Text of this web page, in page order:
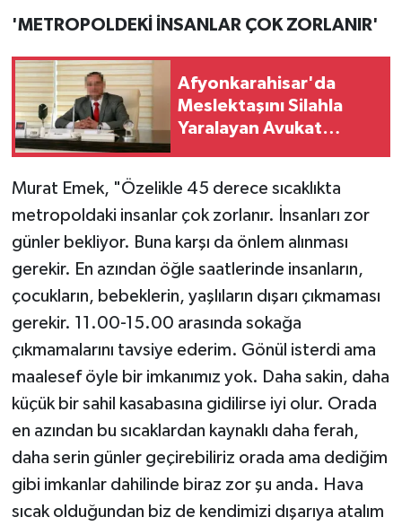
'METROPOLDEKİ İNSANLAR ÇOK ZORLANIR'
Afyonkarahisar'da
Meslektaşını Silahla
Yaralayan Avukat
Murat Emek, "Özelikle 45 derece sıcaklıkta
metropoldaki insanlar çok zorlanır. İnsanları zor
günler bekliyor. Buna karşı da önlem alınması
gerekir. En azından öğle saatlerinde insanların,
çocukların, bebeklerin, yaşlıların dışarı çıkmaması
gerekir. 11.00-15.00 arasında sokağa
çıkmamalarını tavsiye ederim. Gönül isterdi ama
maalesef öyle bir imkanımız yok. Daha sakin, daha
küçük bir sahil kasabasına gidilirse iyi olur. Orada
en azından bu sıcaklardan kaynaklı daha ferah,
daha serin günler geçirebiliriz orada ama dediğim
gibi imkanlar dahilinde biraz zor şu anda. Hava
sıcak olduğundan biz de kendimizi dışarıya atalım